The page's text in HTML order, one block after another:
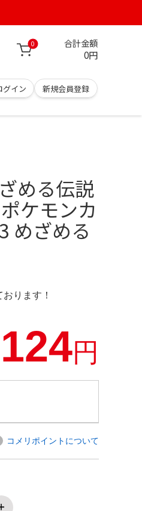
0 合計金額
0円
グイン 新規会員登録
める伝説
ケモンカ
めざめる
ります！
円
コメリポイントについて